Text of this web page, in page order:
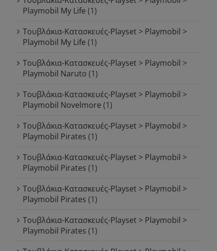
Playmobil My Life (1)
Τουβλάκια-Κατασκευές-Playset > Playmobil >
Playmobil My Life (1)
Τουβλάκια-Κατασκευές-Playset > Playmobil >
Playmobil Naruto (1)
Τουβλάκια-Κατασκευές-Playset > Playmobil >
Playmobil Novelmore (1)
Τουβλάκια-Κατασκευές-Playset > Playmobil >
Playmobil Pirates (1)
Τουβλάκια-Κατασκευές-Playset > Playmobil >
Playmobil Pirates (1)
Τουβλάκια-Κατασκευές-Playset > Playmobil >
Playmobil Pirates (1)
Τουβλάκια-Κατασκευές-Playset > Playmobil >
Playmobil Pirates (1)